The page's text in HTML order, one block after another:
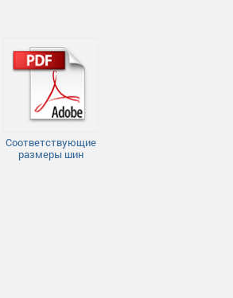
Соответствующие
размеры шин